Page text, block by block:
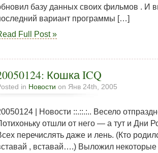
базу данных своих фильмов . И
вариант программы […]
Full Post »
Кошка ICQ
in Новости on Янв 24th, 2005
| Новости ::.::.:.. Весело
отшли от него — а тут и Дни
перечислять даже и лень. (Кто
, вставай….) Выложил